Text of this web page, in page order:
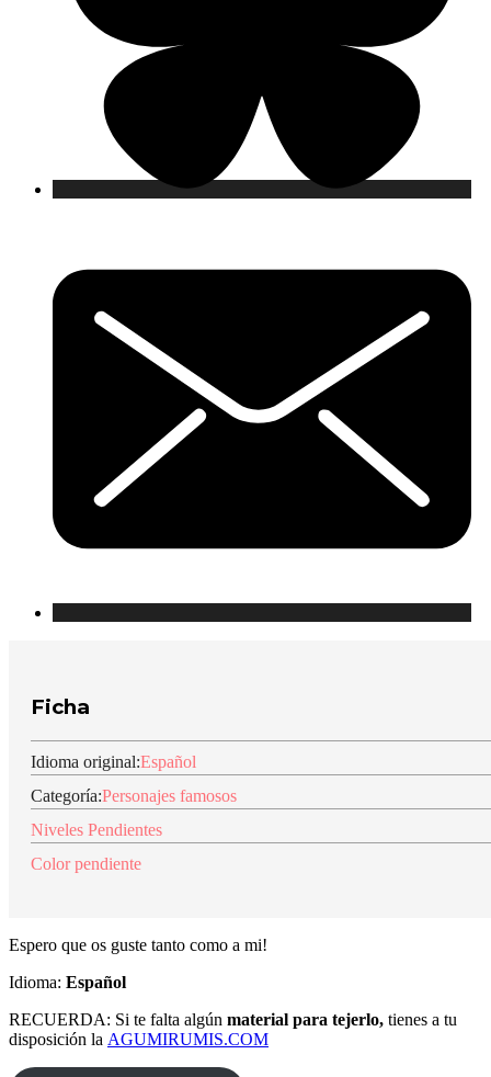
Ficha
Idioma original:Español
Categoría:Personajes famosos
Niveles Pendientes
Color pendiente
Espero que os guste tanto como a mi!
Idioma: Español
RECUERDA: Si te falta algún material para tejerlo, tienes a tu
disposición la AGUMIRUMIS.COM